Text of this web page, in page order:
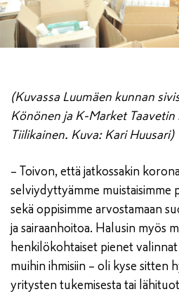
(Kuvassa Luumäen kunnan
Könönen ja K-Market Taavetin
Tiilikainen. Kuva: Kari Huusari)
– Toivon, että jatkossakin
selviydyttyämme muistaisimme
sekä oppisimme arvostamaan
ja sairaanhoitoa. Halusin myös
henkilökohtaiset pienet
muihin ihmisiin – oli kyse sitten
yritysten tukemisesta tai